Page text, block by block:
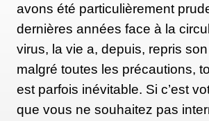
avons été particulièrement
dernières années face à la
virus, la vie a, depuis, repris
malgré toutes les précautions,
est parfois inévitable. Si c’est
que vous ne souhaitez pas